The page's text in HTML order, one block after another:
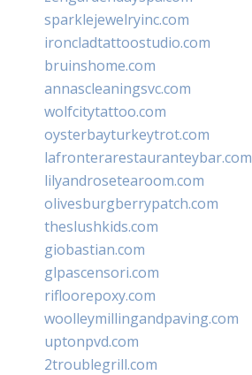
sparklejewelryinc.com
ironcladtattoostudio.com
bruinshome.com
annascleaningsvc.com
wolfcitytattoo.com
oysterbayturkeytrot.com
lafronterarestauranteybar.com
lilyandrosetearoom.com
olivesburgberrypatch.com
theslushkids.com
giobastian.com
glpascensori.com
rifloorepoxy.com
woolleymillingandpaving.com
uptonpvd.com
2troublegrill.com